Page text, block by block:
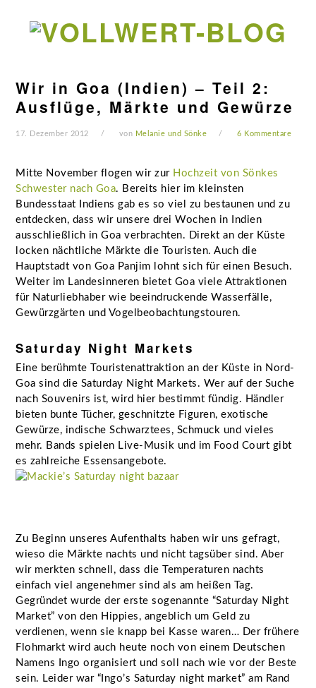
Hauptnavigation
Seitenspalte
Fußzeile
Wir in Goa (Indien) – Teil 2:
Ausflüge, Märkte und Gewürze
17. Dezember 2012 von Melanie und Sönke 6 Kommentare
Mitte November flogen wir zur Hochzeit von Sönkes
Schwester nach Goa. Bereits hier im kleinsten
Bundesstaat Indiens gab es so viel zu bestaunen und zu
entdecken, dass wir unsere drei Wochen in Indien
ausschließlich in Goa verbrachten. Direkt an der Küste
locken nächtliche Märkte die Touristen. Auch die
Hauptstadt von Goa Panjim lohnt sich für einen Besuch.
Weiter im Landesinneren bietet Goa viele Attraktionen
für Naturliebhaber wie beeindruckende Wasserfälle,
Gewürzgärten und Vogelbeobachtungstouren.
Saturday Night Markets
Eine berühmte Touristenattraktion an der Küste in Nord-
Goa sind die Saturday Night Markets. Wer auf der Suche
nach Souvenirs ist, wird hier bestimmt fündig. Händler
bieten bunte Tücher, geschnitzte Figuren, exotische
Gewürze, indische Schwarztees, Schmuck und vieles
mehr. Bands spielen Live-Musik und im Food Court gibt
es zahlreiche Essensangebote.
Zu Beginn unseres Aufenthalts haben wir uns gefragt,
wieso die Märkte nachts und nicht tagsüber sind. Aber
wir merkten schnell, dass die Temperaturen nachts
einfach viel angenehmer sind als am heißen Tag.
Gegründet wurde der erste sogenannte “Saturday Night
Market” von den Hippies, angeblich um Geld zu
verdienen, wenn sie knapp bei Kasse waren… Der frühere
Flohmarkt wird auch heute noch von einem Deutschen
Namens Ingo organisiert und soll nach wie vor der Beste
sein. Leider war “Ingo’s Saturday night market” am Rand